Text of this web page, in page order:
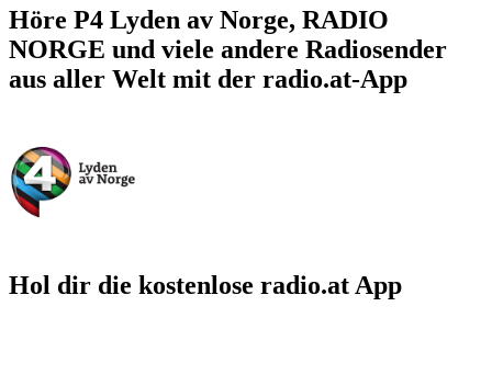
Höre P4 Lyden av Norge, RADIO
NORGE und viele andere Radiosender
aus aller Welt mit der radio.at-App
Hol dir die kostenlose radio.at App